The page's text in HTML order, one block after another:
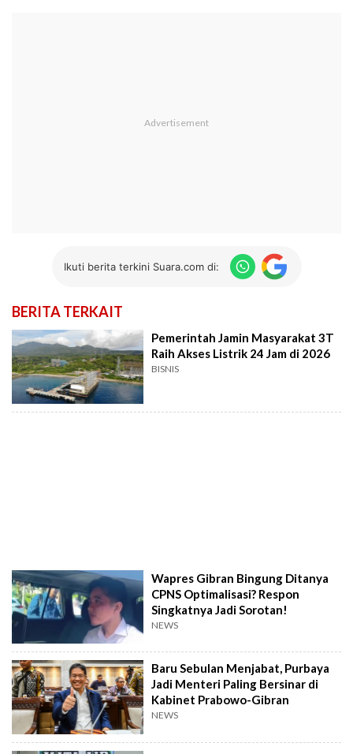
Ikuti berita terkini Suara.com di:
BERITA TERKAIT
Pemerintah Jamin Masyarakat 3T
Raih Akses Listrik 24 Jam di 2026
BISNIS
Wapres Gibran Bingung Ditanya
CPNS Optimalisasi? Respon
Singkatnya Jadi Sorotan!
NEWS
Baru Sebulan Menjabat, Purbaya
Jadi Menteri Paling Bersinar di
Kabinet Prabowo-Gibran
NEWS